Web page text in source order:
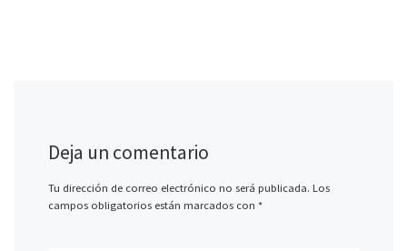
Deja un comentario
Tu dirección de correo electrónico no será publicada. Los
campos obligatorios están marcados con *